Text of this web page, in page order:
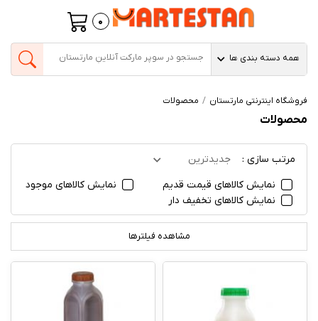
0
همه دسته بندی ها
فروشگاه اینترنتی مارتستان محصولات
محصولات
مرتب سازی :
جدیدترین
نمایش کالاهای قیمت قدیم
نمایش کالاهای موجود
نمایش کالاهای تخفیف دار
مشاهده فیلترها